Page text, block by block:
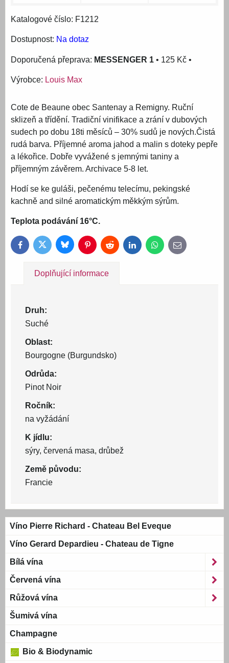
Katalogové číslo: F1212
Dostupnost: Na dotaz
MESSENGER 1 • 125 Kč •
Výrobce: Louis Max
Cote de Beaune obec Santenay a Remigny. Ruční
sklizeň a třídění. Tradiční vinifikace a zrání v dubových
sudech po dobu 18ti měsíců – 30% sudů je nových.Čistá
rudá barva. Příjemné aroma jahod a malin s doteky pepře
a lékořice. Dobře vyvážené s jemnými taniny a
příjemným závěrem. Archivace 5-8 let.
Hodí se ke guláši, pečenému telecímu, pekingské
kachně and silné aromatickým měkkým sýrům.
Teplota podávání 16°C.
FacebookTwitter BlueskyPinterestReddit LinkedInWhatsApp
E-
mail
Doplňující informace
Druh:
Suché
Oblast:
Bourgogne (Burgundsko)
Odrůda:
Pinot Noir
Ročník:
na vyžádání
K jídlu:
sýry, červená masa, drůbež
Země původu:
Francie
Víno Pierre Richard - Chateau Bel Eveque
Víno Gerard Depardieu - Chateau de Tigne
Bílá vína
Červená vína
Růžová vína
Šumivá vína
Champagne
Bio & Biodynamic